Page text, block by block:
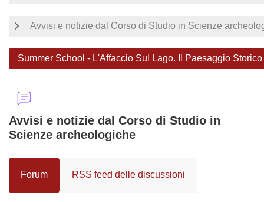
Avvisi e notizie dal Corso di Studio in Scienze
Summer School - L'Affaccio Sul Lago. Il Paesaggio
Avvisi e notizie dal Corso di Studio in
Scienze archeologiche
Forum RSS feed delle discussioni